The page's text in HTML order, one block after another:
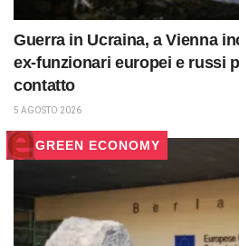
Guerra in Ucraina, a Vienna
ex-funzionari europei e russi
contatto
5 AGOSTO 2026
GREEN ECONOMY